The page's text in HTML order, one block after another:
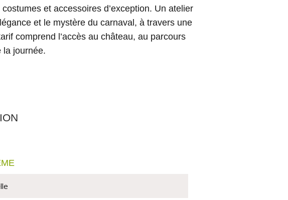
et accessoires d’exception. Un atelier
et le mystère du carnaval, à travers une
comprend l’accès au château, au parcours
la journée.